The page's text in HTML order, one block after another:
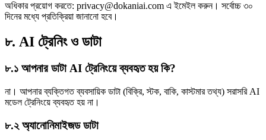
অধিকার প্রয়োগ করতে: privacy@dokaniai.com এ ইমেইল করুন। সর্বোচ্চ ৩০
দিনের মধ্যে প্রতিক্রিয়া জানানো হবে।
৮. AI ট্রেনিং ও ডাটা
৮.১ আপনার ডাটা AI ট্রেনিংয়ে ব্যবহৃত হয় কি?
না। আপনার ব্যক্তিগত ব্যবসায়িক ডাটা (বিক্রি, স্টক, বাকি, কাস্টমার তথ্য) সরাসরি AI
মডেল ট্রেনিংয়ে ব্যবহৃত হয় না।
৮.২ অ্যানোনিমাইজড ডাটা